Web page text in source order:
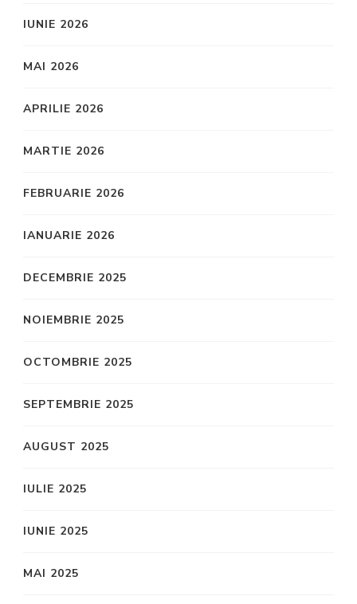
IUNIE 2026
MAI 2026
APRILIE 2026
MARTIE 2026
FEBRUARIE 2026
IANUARIE 2026
DECEMBRIE 2025
NOIEMBRIE 2025
OCTOMBRIE 2025
SEPTEMBRIE 2025
AUGUST 2025
IULIE 2025
IUNIE 2025
MAI 2025